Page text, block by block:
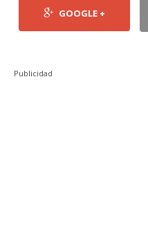
GOOGLE +
Publicidad